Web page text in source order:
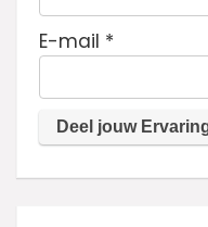
E-mail *